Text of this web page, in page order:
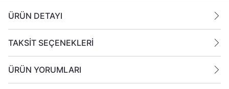
ÜRÜN DETAYI
TAKSİT SEÇENEKLERİ
ÜRÜN YORUMLARI